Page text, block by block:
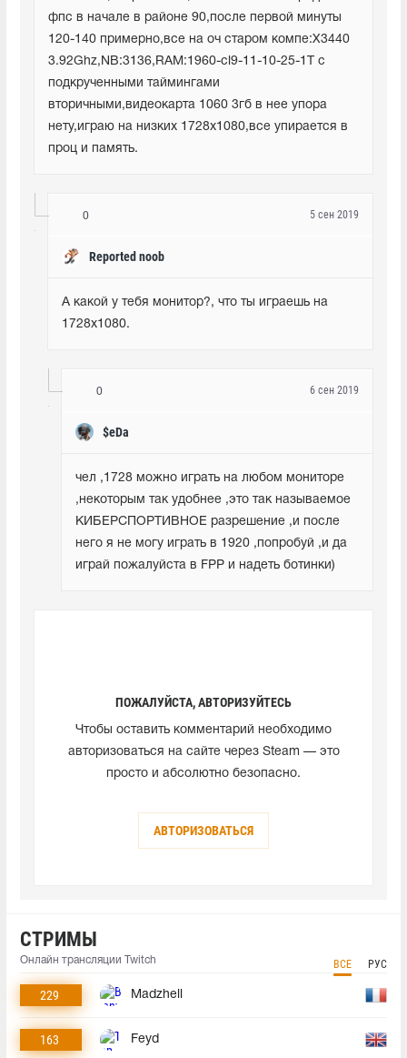
фпс в начале в районе 90,после первой минуты
120-140 примерно,все на оч старом компе:X3440
3.92Ghz,NB:3136,RAM:1960-cl9-11-10-25-1T с
подкрученными таймингами
вторичными,видеокарта 1060 3гб в нее упора
нету,играю на низких 1728x1080,все упирается в
проц и память.
0
Reported noob
5 сен 2019
А какой у тебя монитор?, что ты играешь на
1728x1080.
0
$eDa
6 сен 2019
чел ,1728 можно играть на любом мониторе
,некоторым так удобнее ,это так называемое
КИБЕРСПОРТИВНОЕ разрешение ,и после
него я не могу играть в 1920 ,попробуй ,и да
играй пожалуйста в FPP и надеть ботинки)
ПОЖАЛУЙСТА, АВТОРИЗУЙТЕСЬ
Чтобы оставить комментарий необходимо
авторизоваться на сайте через Steam — это
просто и абсолютно безопасно.
АВТОРИЗОВАТЬСЯ
СТРИМЫ
Онлайн трансляции Twitch ВСЕ РУС
229 Madzhell
163 Feyd